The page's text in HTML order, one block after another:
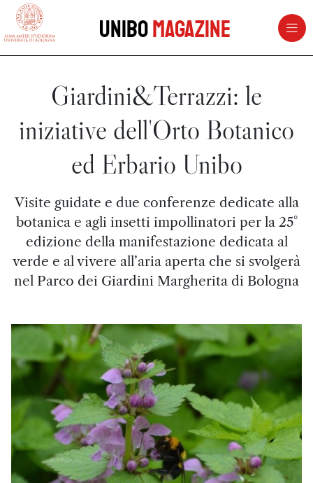
vai al contenuto della pagina
UniboMagazine
Giardini&Terrazzi: le
iniziative dell'Orto Botanico
ed Erbario Unibo
Visite guidate e due conferenze dedicate alla
botanica e agli insetti impollinatori per la 25°
edizione della manifestazione dedicata al
verde e al vivere all’aria aperta che si svolgerà
nel Parco dei Giardini Margherita di Bologna